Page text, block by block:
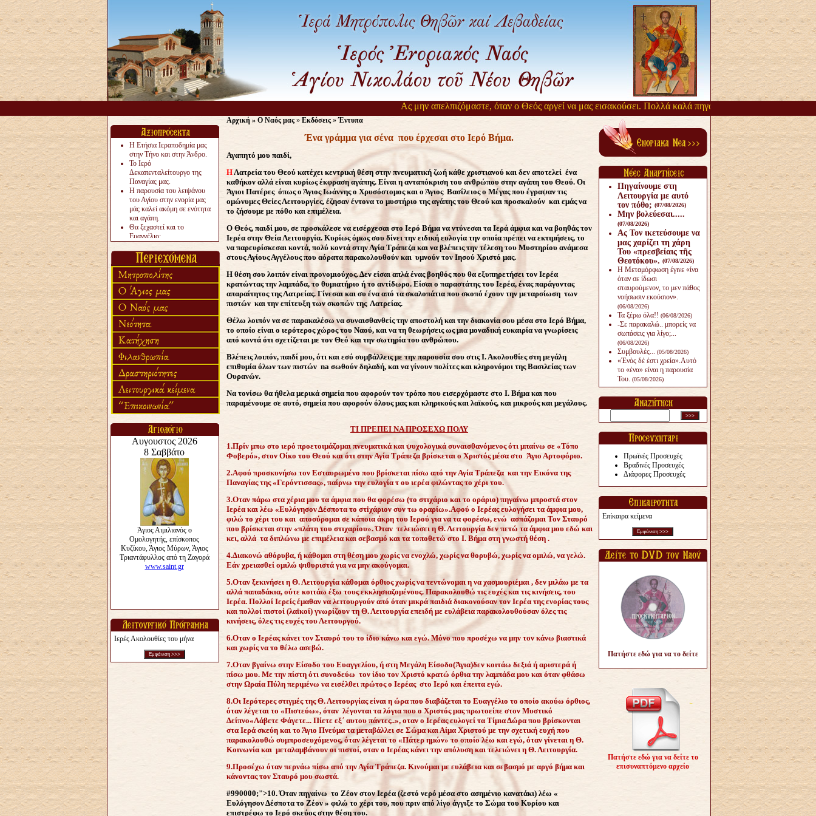
Ας μην απελπιζόμαστε, όταν ο Θεός αργεί να μας εισακούσει. Πολλά καλά πηγάζουν, από την αργοπορία
Η Ετήσια Ιεραποδημία μας
στην Τήνο και στην Άνδρο.
Το Ιερό
Δεκαπενταλείτουργο της
Παναγίας μας.
Η παρουσία του λειψάνου
του Αγίου στην ενορία μας
μάς καλεί ακόμη σε ενότητα
και αγάπη.
Θα ξεχαστεί και το
Ευαγγέλιο;
«πολύ αργά».
Ζητείται....
Ιερές Ακολουθίες του μήνα
Αρχική» Ο Ναός μας» Εκδόσεις»Έντυπα
Ένα γράμμα για σένα που έρχεσαι στο Ιερό Βήμα.
Αγαπητό μου παιδί,
ΗΛατρεία του Θεού κατέχει κεντρική θέση στην πνευματική ζωή κάθε χριστιανού και δεν αποτελεί ένα
καθήκον αλλά είναι κυρίως έκφραση αγάπης. Είναι η ανταπόκριση του ανθρώπου στην αγάπη του Θεού. Οι
Άγιοι Πατέρες όπως ο Άγιος Ιωάννης ο Χρυσόστομος και ο Άγιος Βασίλειος ο Mέγας που έγραψαν τις
ομώνυμες Θείες Λειτουργίες, έζησαν έντονα το μυστήριο της αγάπης του Θεού και πρoσκαλούν και εμάς να
το ζήσουμε με πόθο και επιμέλεια.
Ο Θεός, παιδί μου, σε προσκάλεσε να εισέρχεσαι στο Ιερό Βήμα να ντύνεσαι τα Ιερά άμφια και να βοηθάς τον
Ιερέα στην Θεία Λειτουργία. Κυρίως όμως σου δίνει την ειδική ευλογία την οποία πρέπει να εκτιμήσεις, το
να παρευρίσκεσαι κοντά, πολύ κοντά στην Αγία Τράπεζα και να βλέπεις την τέλεση του Μυστηρίου ανάμεσα
στους Αγίους Αγγέλους που αόρατα παρακολουθούν και υμνούν τον Ιησού Χριστό μας.
Η θέση σου λοιπόν είναι προνομιούχος. Δεν είσαι απλά ένας βοηθός που θα εξυπηρετήσει τον Ιερέα
κρατώντας την λαμπάδα, το θυμιατήριο ή το αντίδωρο. Είσαι ο παραστάτης του Ιερέα, ένας παράγοντας
απαραίτητος της Λατρείας. Γίνεσαι και συ ένα από τα σκαλοπάτια που σκοπό έχουν την μεταρσίωση των
πιστών και την επίτευξη των σκοπών της Λατρείας.
Θέλω λοιπόν να σε παρακαλέσω να συναισθανθείς την αποστολή και την διακονία σου μέσα στο Ιερό Βήμα,
το οποίο είναι ο ιερότερος χώρος του Ναού, και να τη θεωρήσεις ως μια μοναδική ευκαιρία να γνωρίσεις
από κοντά ότι σχετίζεται με τον Θεό και την σωτηρία του ανθρώπου.
Βλέπεις λοιπόν, παιδί μου, ότι και εσύ συμβάλλεις με την παρουσία σου στις Ι. Ακολουθίες στη μεγάλη
επιθυμία όλων των πιστών na σωθούν δηλαδή, και να γίνουν πολίτες και κληρονόμοι της Βασιλείας των
Ουρανών.
Να τονίσω θα ήθελα μερικά σημεία που αφορούν τον τρόπο που εισερχόμαστε στο Ι. Βήμα και που
παραμένουμε σε αυτό, σημεία που αφορούν όλους μας και κληρικούς και λαϊκούς, και μικρούς και μεγάλους.
ΤΙ ΠΡΕΠΕΙ ΝΑ ΠΡΟΣΕΧΩ ΠΟΛΥ
1.Πρίν μπω στο ιερό προετοιμάζομαι πνευματικά και ψυχολογικά συναισθανόμενος ότι μπαίνω σε «Τόπο
Φοβερό», στον Οίκο του Θεού και ότι στην Αγία Τράπεζα βρίσκεται ο Χριστός μέσα στο Άγιο Αρτοφόριο.
2.Αφού προσκυνήσω τον Εσταυρωμένο που βρίσκεται πίσω από την Αγία Τράπεζα και την Εικόνα της
Παναγίας της «Γερόντισσας», παίρνω την ευλογία τ ου ιερέα φιλώντας το χέρι του.
3.Οταν πάρω στα χέρια μου τα άμφια που θα φορέσω (το στιχάριο και το οράριο) πηγαίνω μπροστά στον
Ιερέα και λέω «Ευλόγησον Δέσποτα το στiχάριον συν τω οραρίω».Αφού ο Ιερέας ευλογήσει τα άμφια μου,
φιλώ το χέρι του και αποσύρομαι σε κάποια άκρη του Ιερού για να τα φορέσω, ενώ ασπάζομαι Τον Σταυρό
που βρίσκεται στην «πλάτη του στιχαρίου». Όταν τελειώσει η Θ. Λειτουργία δεν πετώ τα άμφια μου εδώ και
κει, αλλά τα διπλώνω με επιμέλεια και σεβασμό και τα τοποθετώ στο Ι. Βήμα στη γνωστή θέση .
4.Διακονώ αθόρυβα, ή κάθομαι στη θέση μου χωρίς να ενοχλώ, χωρίς να θορυβώ, χωρίς να ομιλώ, να γελώ.
Εάν χρειασθεί ομιλώ ψιθυριστά για να μην ακούγομαι.
5.Οταν ξεκινήσει η Θ. Λειτουργία κάθομαι όρθιος χωρίς να τεντώνομαι η να χασμουριέμαι , δεν μιλάω με τα
αλλά παπαδάκια, ούτε κοιτάω έξω τους εκκλησιαζομένους. Παρακολουθώ τις ευχές και τις κινήσεις, του
Ιερέα. Πολλοί Ιερείς έμαθαν να λειτουργούν από όταν μικρά παιδιά διακονούσαν τον Ιερέα της ενορίας τους
και πολλοί πιστοί (λαϊκοί) γνωρίζουν τη Θ. Λειτουργία επειδή με ευλάβεια παρακολουθούσαν όλες τις
κινήσεις, όλες τις ευχές του Λειτουργού.
6.Οταν ο Ιερέας κάνει τον Σταυρό του το ίδιο κάνω και εγώ. Μόνο που προσέχω να μην τον κάνω βιαστικά
και χωρίς να το θέλω ασεβώ.
7.Οταν βγαίνω στην Είσοδο του Ευαγγελίου, ή στη Μεγάλη Είσοδο(Άγια)δεν κοιτάω δεξιά ή αριστερά ή
πίσω μου. Με την πίστη ότι συνοδεύω τον ίδιο τον Χριστό κρατώ όρθια την λαμπάδα μου και όταν φθάσω
στην Ωραία Πύλη περιμένω να εισέλθει πρώτος ο Ιερέας στο Ιερό και έπειτα εγώ.
8.Οι Ιερότερες στιγμές της Θ. Λειτουργίας είναι η ώρα που διαβάζεται το Ευαγγέλιο το οποίο ακούω όρθιος,
όταν λέγεται το «Πιστεύω», όταν λέγονται τα λόγια που ο Χριστός μας πρωτοείπε στον Μυστικό
Δείπνο«Λάβετε Φάγετε... Πίετε εξ΄ αυτου πάντες..», οταν ο Ιερέας ευλογεί τα Τίμια Δώρα που βρίσκονται
στα Ιερά σκεύη και το Άγιο Πνεύμα τα μεταβάλλει σε Σώμα και Αίμα Χριστού με την σχετική ευχή που
παρακολουθώ συμπροσευχόμενος, όταν λέγεται το «Πάτερ ημών» το οποίο λέω και εγώ, όταν γίνεται η Θ.
Κοινωνία και μεταλαμβάνουν οι πιστοί, οταν ο Ιερέας κάνει την απόλυση και τελειώνει η Θ. Λειτουργία.
9.Προσέχω όταν περνάω πίσω από την Αγία Τράπεζα. Κινούμαι με ευλάβεια και σεβασμό με αργό βήμα και
κάνοντας τον Σταυρό μου σωστά.
#990000;">10. Όταν πηγαίνω το Ζέον στον Ιερέα (ζεστό νερό μέσα στο ασημένιο κανατάκι) λέω «
Ευλόγησον Δέσποτα το Ζέον » φιλώ το χέρι του, που πριν από λίγο άγγιξε το Σώμα του Κυρίου και
επιστρέφω το Ιερό σκεύος στην θέση του.
Πηγαίνουμε στη
Λειτουργία με αυτό
τον πόθο; (07/08/2026)
Μην βολεύεσαι.....
(07/08/2026)
Ας Τον ικετεύσουμε να
μας χαρίζει τη χάρη
Του «πρεσβείαις τῆς
Θεοτόκου». (07/08/2026)
Η Μεταμόρφωση έγινε «ίνα
όταν σε ίδωσι
σταυρούμενον, το μεν πάθος
νοήσωσιν εκούσιον».
(06/08/2026)
Τα ξέρω όλα!! (06/08/2026)
-Σε παρακαλώ.. μπορείς να
σωπάσεις για λίγο;...
(06/08/2026)
Συμβουλές... (05/08/2026)
«Ἑνὸς δέ ἐστι χρεία».Αυτό
το «ένα» είναι η παρουσία
Του. (05/08/2026)
Πρωϊνές Προσευχές
Βραδινές Προσευχές
Διάφορες Προσευχές
Επίκαιρα κείμενα
Πατήστε εδώ για να το δείτε
Πατήστε εδώ για να δείτε το
επισυναπτόμενο αρχείο